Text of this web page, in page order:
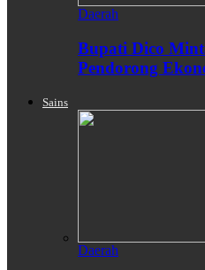
Daerah
Bupati Dico
Pendorong
Sains
Daerah